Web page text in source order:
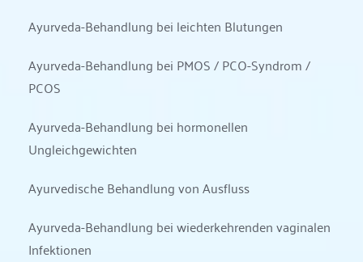
Ayurveda-Behandlung bei leichten Blutungen
Ayurveda-Behandlung bei PMOS / PCO-Syndrom /
PCOS
Ayurveda-Behandlung bei hormonellen
Ungleichgewichten
Ayurvedische Behandlung von Ausfluss
Ayurveda-Behandlung bei wiederkehrenden vaginalen
Infektionen